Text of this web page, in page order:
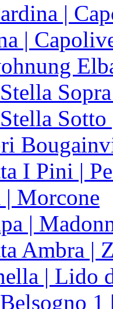
|
|
Sotto
I Pini |
Morcone
|
Ambra |
| Lido
1